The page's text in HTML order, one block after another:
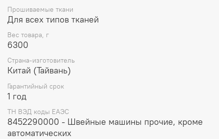
Прошиваемые ткани
Для всех типов тканей
Вес товара, г
6300
Страна-изготовитель
Китай (Тайвань)
Гарантийный срок
1 год
ТН ВЭД коды ЕАЭС
8452290000 - Швейные машины прочие, кроме
автоматических